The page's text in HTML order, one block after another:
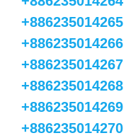
+886235014265
+886235014266
+886235014267
+886235014268
+886235014269
+886235014270